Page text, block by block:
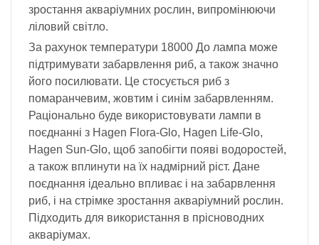
зростання акваріумних рослин, випромінюючи
ліловий світло.
За рахунок температури 18000 До лампа може
підтримувати забарвлення риб, а також значно
його посилювати. Це стосується риб з
помаранчевим, жовтим і синім забарвленням.
Раціонально буде використовувати лампи в
поєднанні з Hagen Flora-Glo, Hagen Life-Glo,
Hagen Sun-Glo, щоб запобігти появі водоростей,
а також вплинути на їх надмірний ріст. Дане
поєднання ідеально впливає і на забарвлення
риб, і на стрімке зростання акваріумний рослин.
Підходить для використання в прісноводних
акваріумах.